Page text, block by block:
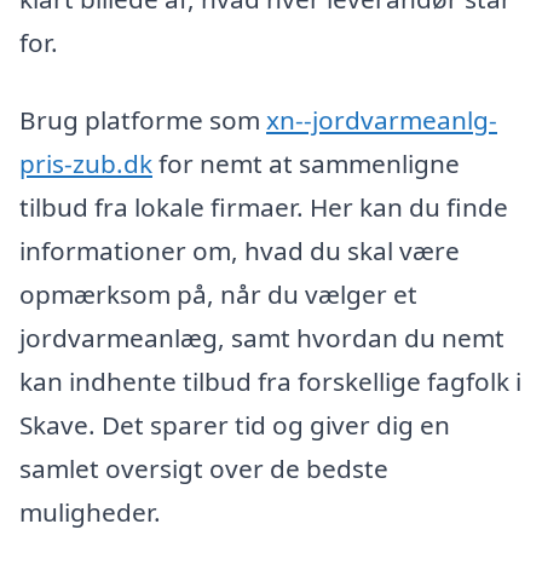
for.
Brug platforme som xn--jordvarmeanlg-
pris-zub.dkfor nemt at sammenligne
tilbud fra lokale firmaer. Her kan du finde
informationer om, hvad du skal være
opmærksom på, når du vælger et
jordvarmeanlæg, samt hvordan du nemt
kan indhente tilbud fra forskellige fagfolk i
Skave. Det sparer tid og giver dig en
samlet oversigt over de bedste
muligheder.